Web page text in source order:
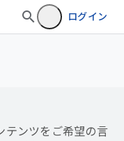
ログイン
テンツをご希望の言